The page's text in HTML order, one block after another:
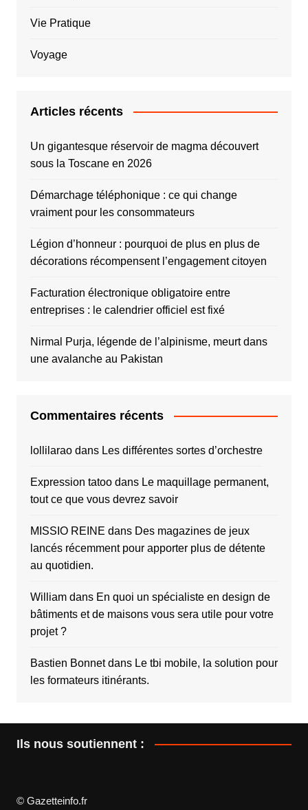
Vie Pratique
Voyage
Articles récents
Un gigantesque réservoir de magma découvert
sous la Toscane en 2026
Démarchage téléphonique : ce qui change
vraiment pour les consommateurs
Légion d’honneur : pourquoi de plus en plus de
décorations récompensent l’engagement citoyen
Facturation électronique obligatoire entre
entreprises : le calendrier officiel est fixé
Nirmal Purja, légende de l’alpinisme, meurt dans
une avalanche au Pakistan
Commentaires récents
lollilaraodans Les différentes sortes d’orchestre
Expression tatoodans Le maquillage permanent,
tout ce que vous devrez savoir
MISSIO REINE dans Des magazines de jeux
lancés récemment pour apporter plus de détente
au quotidien.
Williamdans En quoi un spécialiste en design de
bâtiments et de maisons vous sera utile pour votre
projet ?
Bastien Bonnetdans Le tbi mobile, la solution pour
les formateurs itinérants.
Ils nous soutiennent :
© Gazetteinfo.fr